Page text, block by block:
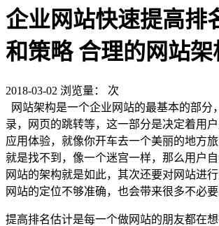
企业网站快速提高排
和策略 合理的网站架
2018-03-02 浏览量：
次
网站架构是一个企业网站的最基本的部分
录，网页的跳转等，这一部分是决定着用
应用体验，就像你开车去一个美丽的地方
就是找不到，像一个迷宫一样，那么用户自
网站的架构就是如此，其次还要对网站进
网站的定位不够准确，也会带来很多不必要
提高排名估计是每一个做网站的朋友都在